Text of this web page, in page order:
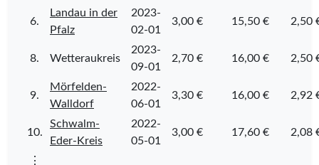
6.
Landau in der
Pfalz
2023-
02-01
3,00 € 15,50 € 2,50
8. Wetteraukreis
2023-
09-01
2,70 € 16,00 € 2,50
9.
Mörfelden-
Walldorf
2022-
06-01
3,30 € 16,00 € 2,92
10.
Schwalm-
Eder-Kreis
2022-
05-01
3,00 € 17,60 € 2,08
⋮